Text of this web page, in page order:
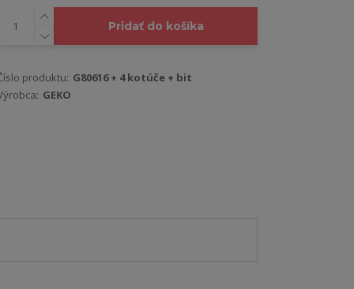
Pridať do košíka
produktu: G80616 + 4 kotúče + bit
GEKO